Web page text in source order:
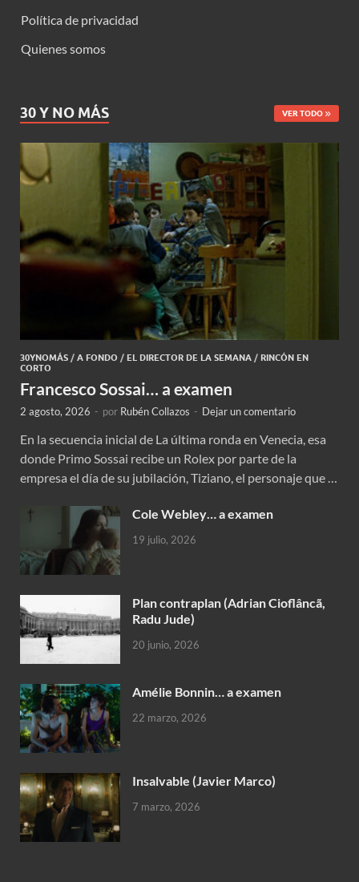
Política de privacidad
Quienes somos
30 Y NO MÁS VER TODO
30YNOMÁS / A FONDO / EL DIRECTOR DE LA SEMANA / RINCÓN EN
CORTO
Francesco Sossai… a examen
2 agosto, 2026 - por Rubén Collazos - Dejar un comentario
En la secuencia inicial de La última ronda en Venecia, esa
donde Primo Sossai recibe un Rolex por parte de la
empresa el día de su jubilación, Tiziano, el personaje que …
Cole Webley… a examen
19 julio, 2026
Plan contraplan (Adrian Cioflâncã,
Radu Jude)
20 junio, 2026
Amélie Bonnin… a examen
22 marzo, 2026
Insalvable (Javier Marco)
7 marzo, 2026